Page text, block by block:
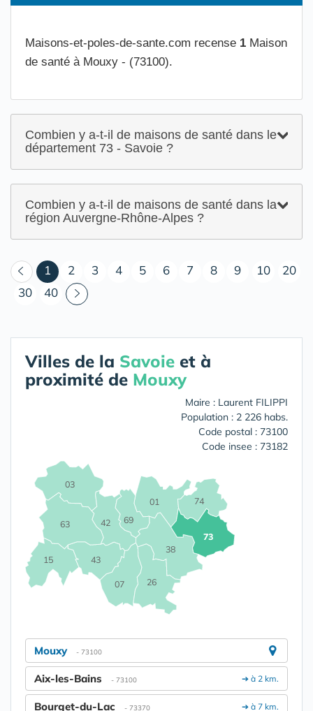
Maisons-et-poles-de-sante.com recense 1 Maison
de santé à Mouxy - (73100).
Combien y a-t-il de maisons de santé dans le
département 73 - Savoie ?
Combien y a-t-il de maisons de santé dans la
région Auvergne-Rhône-Alpes ?
1 (courant)
2 3 4 5 6 7 8 9 10
20
30
40
Villes de la Savoie et à
proximité de Mouxy
Maire : Laurent FILIPPI
Population : 2 226 habs.
Code postal : 73100
Code insee : 73182
01
03
07
15
26
38
42
43
63
69
73
74
Mouxy - 73100
➔ à 2 km.
Aix-les-Bains - 73100
➔ à 7 km.
Bourget-du-Lac - 73370